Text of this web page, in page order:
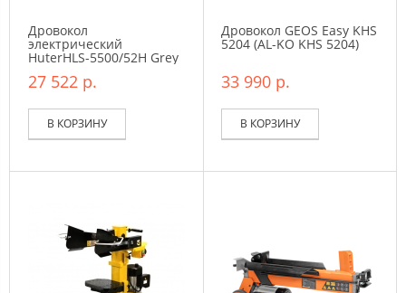
Дровокол
электрический
HuterHLS-5500/52H Grey
27 522 р.
В КОРЗИНУ
Дровокол GEOS Easy KHS
5204 (AL-KO KHS 5204)
33 990 р.
В КОРЗИНУ